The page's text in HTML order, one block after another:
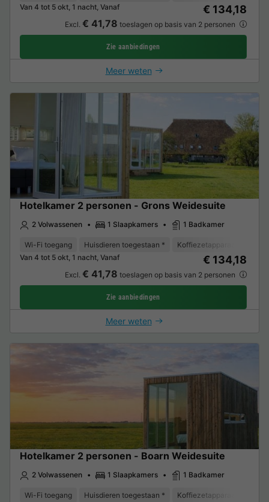
Van 4 tot 5 okt, 1 nacht, Vanaf
€ 134,18
Excl. € 41,78 toeslagen op basis van 2 personen
Zie aanbiedingen
Meer weten
Hotelkamer 2 personen - Grons Weidesuite
2 Volwassenen 1 Slaapkamers 1 Badkamer
Wi-Fi toegang Huisdieren toegestaan * Koffiezetapparaat
Van 4 tot 5 okt, 1 nacht, Vanaf
€ 134,18
Excl. € 41,78 toeslagen op basis van 2 personen
Zie aanbiedingen
Meer weten
Hotelkamer 2 personen - Boarn Weidesuite
2 Volwassenen 1 Slaapkamers 1 Badkamer
Wi-Fi toegang Huisdieren toegestaan * Koffiezetapparaat